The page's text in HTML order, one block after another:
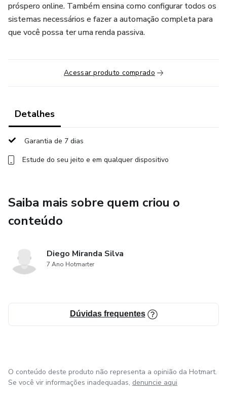
próspero online. Também ensina como configurar todos os
sistemas necessários e fazer a automação completa para
que você possa ter uma renda passiva.
Acessar produto comprado
Detalhes
Garantia de 7 dias
Estude do seu jeito e em qualquer dispositivo
Saiba mais sobre quem criou o
conteúdo
Diego Miranda Silva
7 Ano Hotmarter
Dúvidas frequentes
O conteúdo deste produto não representa a opinião da Hotmart.
Se você vir informações inadequadas, denuncie aqui